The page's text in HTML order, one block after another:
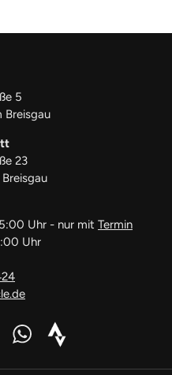
5
Breisgau
23
Uhr - nur mit Termin
Uhr
WhatsApp